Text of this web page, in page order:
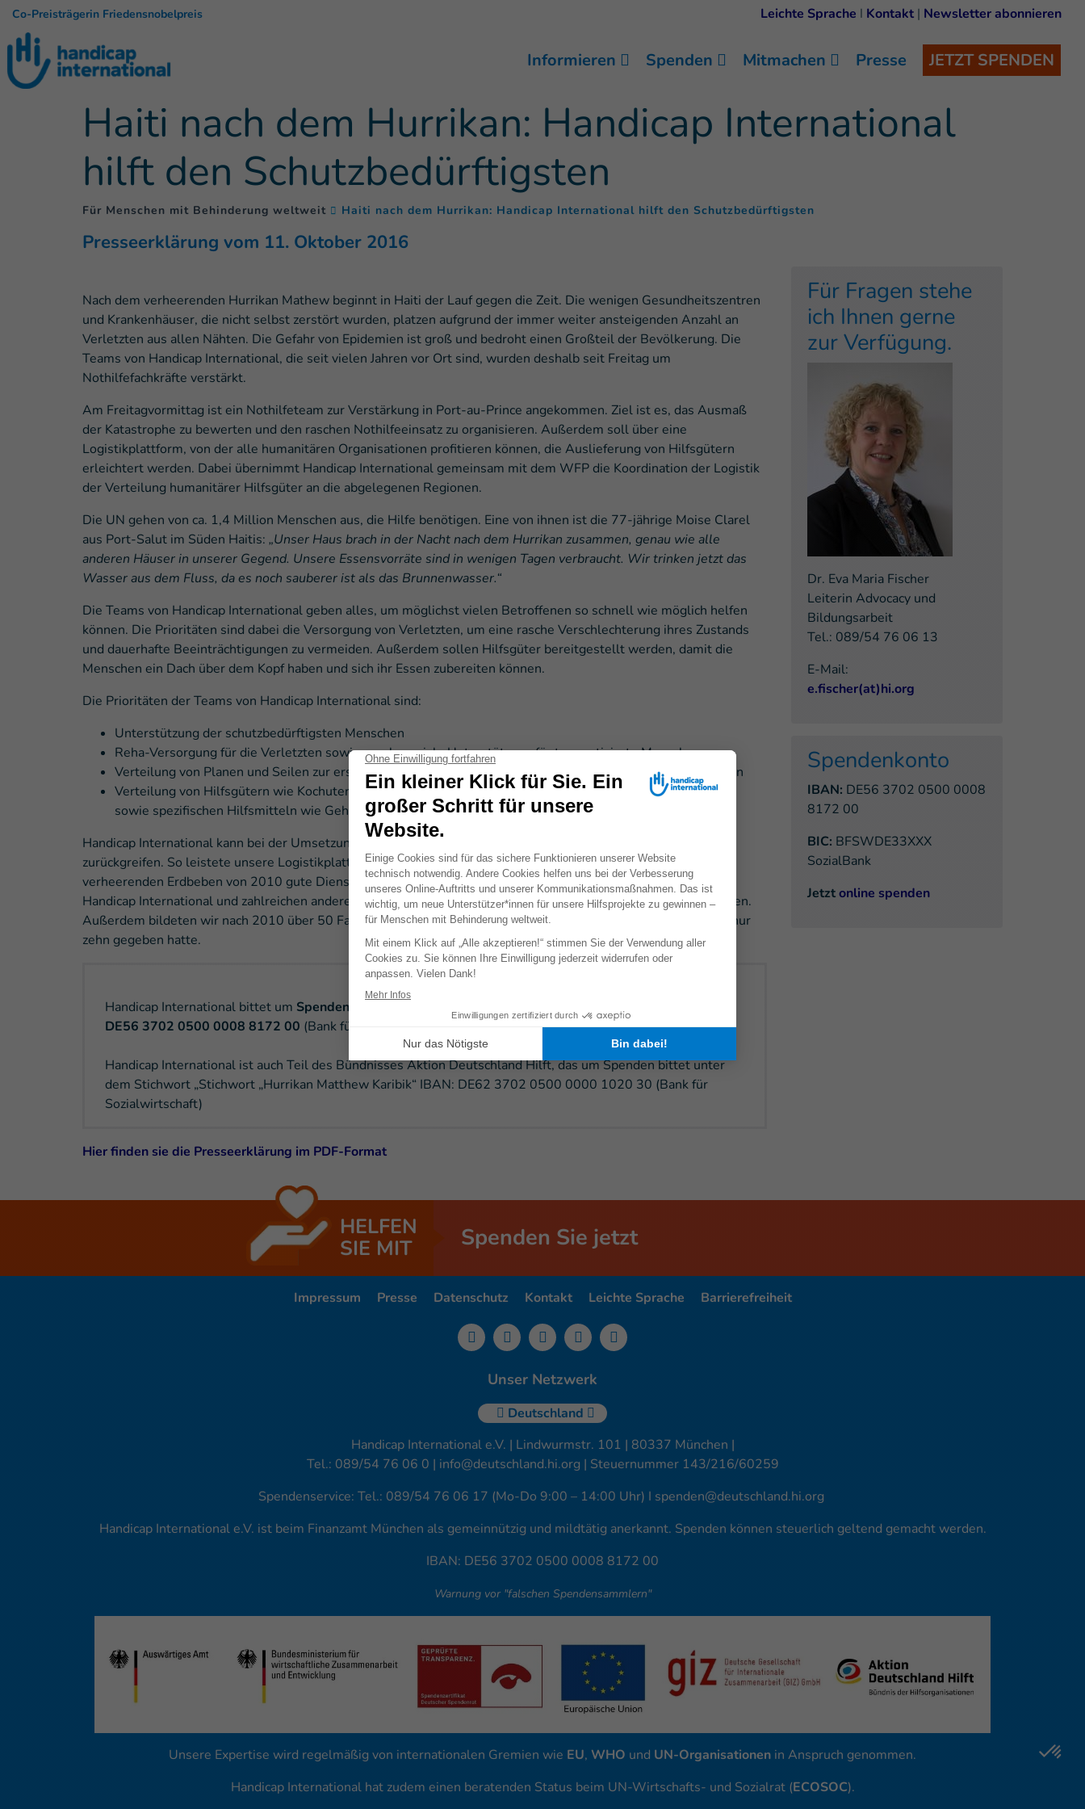
Co-Preisträgerin Friedensnobelpreis Leichte Sprache I Kontakt | Newsletter abonnieren
Informieren Spenden Mitmachen Presse JETZT SPENDEN
Haiti nach dem Hurrikan: Handicap International
hilft den Schutzbedürftigsten
Für Menschen mit Behinderung weltweit Haiti nach dem Hurrikan: Handicap International hilft den Schutzbedürftigsten
Presseerklärung vom 11. Oktober 2016
Nach dem verheerenden Hurrikan Mathew beginnt in Haiti der Lauf gegen die Zeit. Die wenigen Gesundheitszentren
und Krankenhäuser, die nicht selbst zerstört wurden, platzen aufgrund der immer weiter ansteigenden Anzahl an
Verletzten aus allen Nähten. Die Gefahr von Epidemien ist groß und bedroht einen Großteil der Bevölkerung. Die
Teams von Handicap International, die seit vielen Jahren vor Ort sind, wurden deshalb seit Freitag um
Nothilfefachkräfte verstärkt.
Am Freitagvormittag ist ein Nothilfeteam zur Verstärkung in Port-au-Prince angekommen. Ziel ist es, das Ausmaß
der Katastrophe zu bewerten und den raschen Nothilfeeinsatz zu organisieren. Außerdem soll über eine
Logistikplattform, von der alle humanitären Organisationen profitieren können, die Auslieferung von Hilfsgütern
erleichtert werden. Dabei übernimmt Handicap International gemeinsam mit dem WFP die Koordination der Logistik
der Verteilung humanitärer Hilfsgüter an die abgelegenen Regionen.
Die UN gehen von ca. 1,4 Million Menschen aus, die Hilfe benötigen. Eine von ihnen ist die 77-jährige Moise Clarel
aus Port-Salut im Süden Haitis: „Unser Haus brach in der Nacht nach dem Hurrikan zusammen, genau wie alle
anderen Häuser in unserer Gegend. Unsere Essensvorräte sind in wenigen Tagen verbraucht. Wir trinken jetzt das
Wasser aus dem Fluss, da es noch sauberer ist als das Brunnenwasser.“
Die Teams von Handicap International geben alles, um möglichst vielen Betroffenen so schnell wie möglich helfen
können. Die Prioritäten sind dabei die Versorgung von Verletzten, um eine rasche Verschlechterung ihres Zustands
und dauerhafte Beeinträchtigungen zu vermeiden. Außerdem sollen Hilfsgüter bereitgestellt werden, damit die
Menschen ein Dach über dem Kopf haben und sich ihr Essen zubereiten können.
Die Prioritäten der Teams von Handicap International sind:
Unterstützung der schutzbedürftigsten Menschen
Reha-Versorgung für die Verletzten sowie psychosoziale Unterstützung für traumatisierte Menschen
Verteilung von Planen und Seilen zur ersten Reparatur von Häusern und zur Errichtung von Notunterkünften
Verteilung von Hilfsgütern wie Kochutensilien, Wasserreinigungstabletten zur Vermeidung von Epidemien
sowie spezifischen Hilfsmitteln wie Gehstützen und Rollatoren
Handicap International kann bei der Umsetzung der Nothilfe-Aktivitäten auf eine langjährige Erfahrung in Haiti
zurückgreifen. So leistete unsere Logistikplattform bereits nach einem schweren Hurrikan 2008 und dem
verheerenden Erdbeben von 2010 gute Dienste und hatte einen großen Anteil daran, dass die Hilfsgüter von
Handicap International und zahlreichen anderen Hilfsorganisationen auch in abgelegene Gegenden verteilt wurden.
Außerdem bildeten wir nach 2010 über 50 Fachkräfte für Physiotherapie aus - nachdem es zuvor auf ganz Haiti nur
zehn gegeben hatte.
Handicap International bittet um Spenden " auf das Konto
DE56 3702 0500 0008 8172 00 (Bank für Sozialwirtschaft).
Handicap International ist auch Teil des Bündnisses Aktion Deutschland Hilft, das um Spenden bittet unter
dem Stichwort „Stichwort „Hurrikan Matthew Karibik“ IBAN: DE62 3702 0500 0000 1020 30 (Bank für
Sozialwirtschaft)
Hier finden sie die Presseerklärung im PDF-Format
Für Fragen stehe
ich Ihnen gerne
zur Verfügung.
Dr. Eva Maria Fischer
Leiterin Advocacy und
Bildungsarbeit
Tel.: 089/54 76 06 13
E-Mail:
e.fischer(at)hi.org
Spendenkonto
IBAN: DE56 3702 0500 0008
8172 00
BIC: BFSWDE33XXX
SozialBank
Jetzt online spenden
HELFEN
SIE MIT Spenden Sie jetzt
Impressum Presse Datenschutz Kontakt Leichte Sprache Barrierefreiheit
Unser Netzwerk
Deutschland
Handicap International e.V. | Lindwurmstr. 101 | 80337 München |
Tel.: 089/54 76 06 0 | info@deutschland.hi.org | Steuernummer 143/216/60259
Spendenservice: Tel.: 089/54 76 06 17 (Mo-Do 9:00 – 14:00 Uhr) I spenden@deutschland.hi.org
Handicap International e.V. ist beim Finanzamt München als gemeinnützig und mildtätig anerkannt. Spenden können steuerlich geltend gemacht werden.
IBAN: DE56 3702 0500 0008 8172 00
Warnung vor "falschen Spendensammlern"
Unsere Expertise wird regelmäßig von internationalen Gremien wie EU, WHO und UN-Organisationen in Anspruch genommen.
Handicap International hat zudem einen beratenden Status beim UN-Wirtschafts- und Sozialrat (ECOSOC).